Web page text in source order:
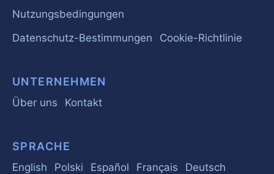
Nutzungsbedingungen
Datenschutz-Bestimmungen
Cookie-Richtlinie
UNTERNEHMEN
Über uns Kontakt
SPRACHE
English Polski Español Français Deutsch